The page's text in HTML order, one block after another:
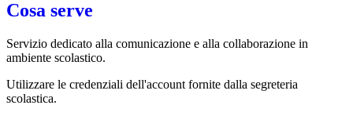
Cosa serve
Servizio dedicato alla comunicazione e alla collaborazione in
ambiente scolastico.
Utilizzare le credenziali dell'account fornite dalla segreteria
scolastica.